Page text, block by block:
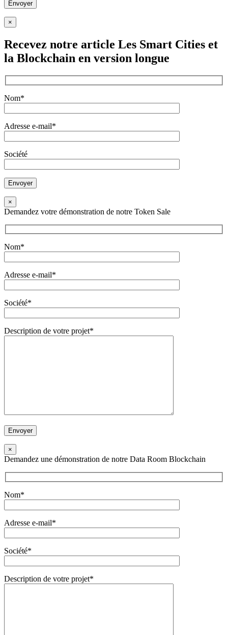
×
Recevez notre article Les Smart Cities et
la Blockchain en version longue
Nom*
Adresse e-mail*
Société
×
Demandez votre démonstration de notre Token Sale
Nom*
Adresse e-mail*
Société*
Description de votre projet*
×
Demandez une démonstration de notre Data Room Blockchain
Nom*
Adresse e-mail*
Société*
Description de votre projet*